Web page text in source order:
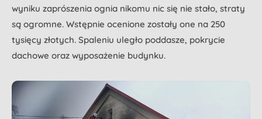
wyniku zaprószenia ognia nikomu nic się nie stało, straty
są ogromne. Wstępnie ocenione zostały one na 250
tysięcy złotych. Spaleniu uległo poddasze, pokrycie
dachowe oraz wyposażenie budynku.